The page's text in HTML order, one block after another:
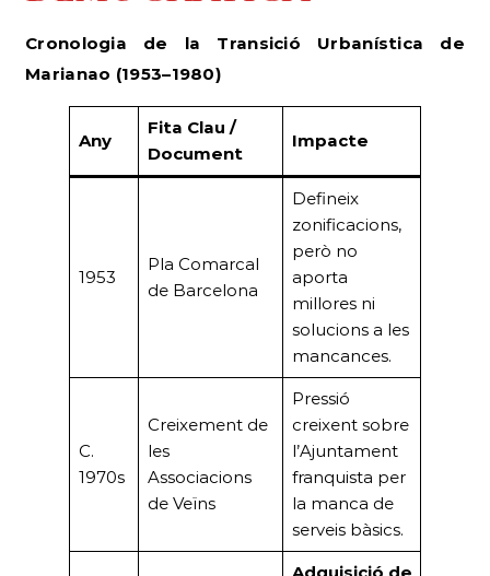
Cronologia de la Transició Urbanística de
Marianao (1953–1980)
Any
Fita Clau /
Document
Impacte
1953
Pla Comarcal
de Barcelona
Defineix
zonificacions,
però no
aporta
millores ni
solucions a les
mancances.
C.
1970s
Creixement de
les
Associacions
de Veïns
Pressió
creixent sobre
l’Ajuntament
franquista per
la manca de
serveis bàsics.